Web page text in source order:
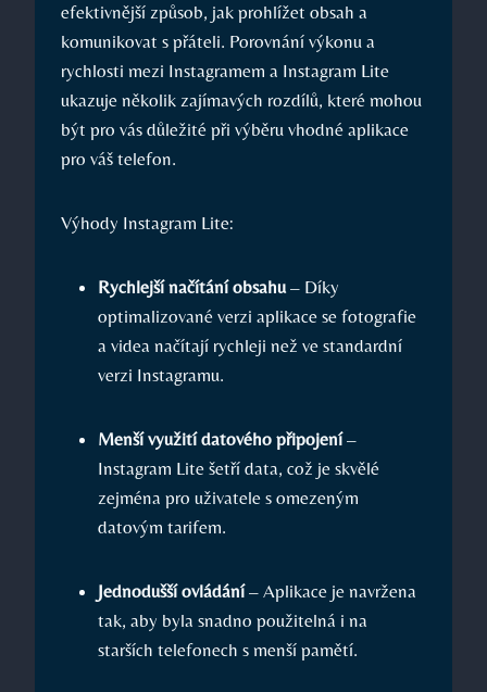
efektivnější způsob, jak prohlížet obsah a
komunikovat s přáteli. Porovnání výkonu a
rychlosti mezi Instagramem a Instagram Lite
ukazuje několik zajímavých rozdílů, které mohou
být pro vás důležité při výběru vhodné aplikace
pro váš telefon.
Výhody Instagram Lite:
Rychlejší načítání obsahu– Díky
optimalizované verzi aplikace se fotografie
a videa načítají rychleji než ve standardní
verzi Instagramu.
Menší využití datového připojení–
Instagram Lite šetří data, což je skvělé
zejména pro uživatele s omezeným
datovým tarifem.
Jednodušší ovládání– Aplikace je navržena
tak, aby byla snadno použitelná i na
starších telefonech s menší pamětí.